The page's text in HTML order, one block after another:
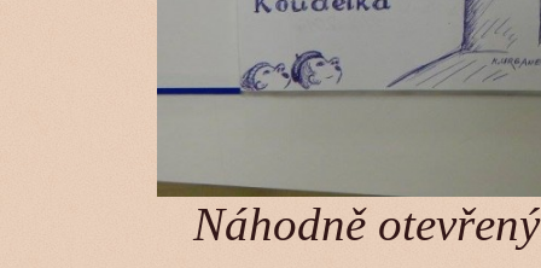
Náhodně